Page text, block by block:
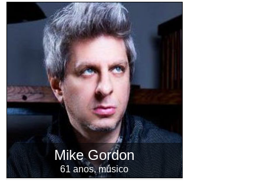
Mike Gordon
61 anos, músico